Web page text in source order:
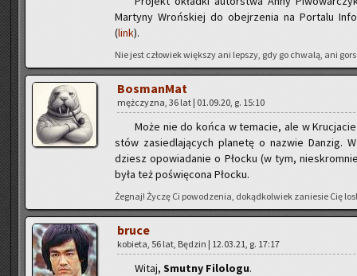
Mar­ty­ny Wroń­skiej do obej­rze­nia na Por­ta­lu
(link).
Nie jest czło­wiek więk­szy ani lep­szy, gdy go chwa­lą, ani
Bos­man­Mat
męż­czy­zna, 36 lat | 01.09.20, g. 15:10
Może nie do końca w te­ma­cie, ale w
stów za­sie­dla­ją­cych pla­ne­tę o na­zwie Dan­zig.
dziesz opo­wia­da­nie o Płoc­ku (w tym,
była też po­świę­co­na Płoc­ku.
Że­gnaj! Życzę Ci po­wo­dze­nia, do­kąd­kol­wiek za­nie­sie Cię los!
bruce
ko­bie­ta, 56 lat, Bę­dzin | 12.03.21, g. 17:17
Witaj, Smut­ny Fi­lo­lo­gu.